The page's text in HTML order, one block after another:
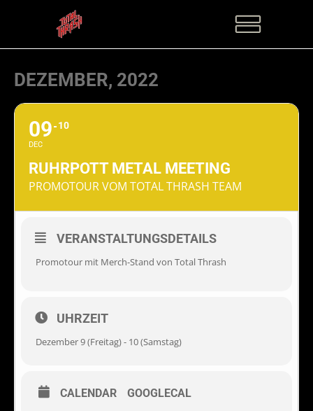
DEZEMBER, 2022
09
DEC
10
RUHRPOTT METAL MEETING
PROMOTOUR VOM TOTAL THRASH TEAM
VERANSTALTUNGSDETAILS
Promotour mit Merch-Stand von Total Thrash
UHRZEIT
Dezember 9 (Freitag) - 10 (Samstag)
CALENDAR GOOGLECAL